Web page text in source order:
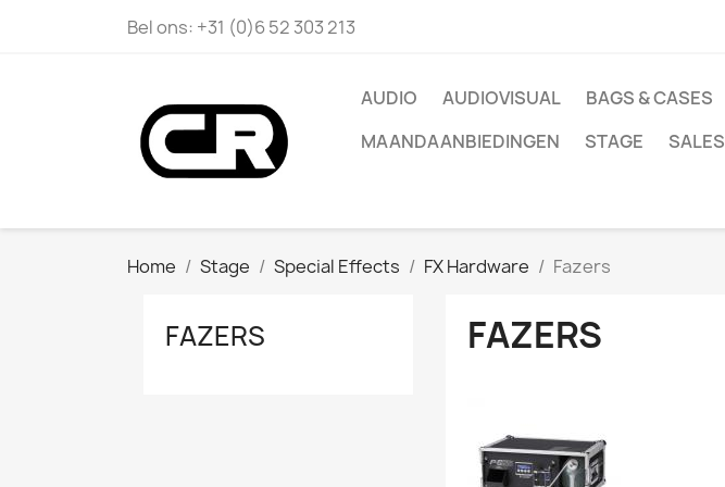
Bel ons: +31 (0)6 52 303 213
AUDIO AUDIOVISUAL BAGS & CASES
MAANDAANBIEDINGEN
STAGE SALES
Home Stage Special Effects FX Hardware Fazers
FAZERS FAZERS